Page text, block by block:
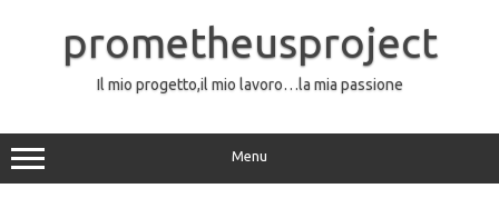
contenutoprometheusproject
Il mio progetto,il mio lavoro…la mia passione
Menu